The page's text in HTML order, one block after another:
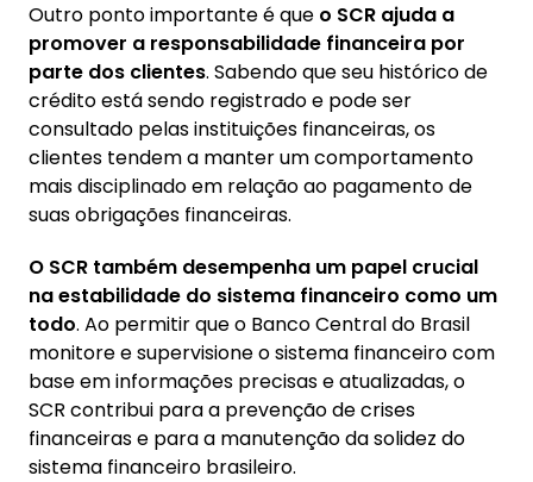
Outro ponto importante é que o SCR ajuda a
promover a responsabilidade financeira por
parte dos clientes. Sabendo que seu histórico de
crédito está sendo registrado e pode ser
consultado pelas instituições financeiras, os
clientes tendem a manter um comportamento
mais disciplinado em relação ao pagamento de
suas obrigações financeiras.
O SCR também desempenha um papel crucial
na estabilidade do sistema financeiro como um
todo. Ao permitir que o Banco Central do Brasil
monitore e supervisione o sistema financeiro com
base em informações precisas e atualizadas, o
SCR contribui para a prevenção de crises
financeiras e para a manutenção da solidez do
sistema financeiro brasileiro.